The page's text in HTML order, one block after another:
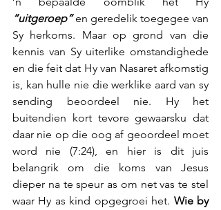
“uitgeroep” en geredelik toegegee van
Sy herkoms. Maar op grond van die
kennis van Sy uiterlike omstandighede
en die feit dat Hy van Nasaret afkomstig
is, kan hulle nie die werklike aard van sy
sending beoordeel nie. Hy het
buitendien kort tevore gewaarsku dat
daar nie op die oog af geoordeel moet
word nie (7:24), en hier is dit juis
belangrik om die koms van Jesus
dieper na te speur as om net vas te stel
waar Hy as kind opgegroei het. Wie by